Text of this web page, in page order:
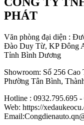
PHÁT
Văn phòng đại diện :
Đào Duy Từ, KP Đông
Tỉnh Bình Dương
Showroom: Số 256
Phường Tân Bình,
Hotline : 0932.795.695
Web: https://